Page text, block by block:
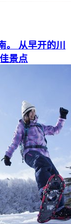
从早开的川
景点